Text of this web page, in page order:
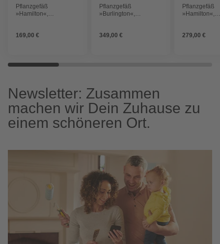
Pflanzgefäß
»Hamilton«,
169,00 €
Pflanzgefäß
»Burlington«,
349,00 €
Pflanzgefäß
»Hamilton«,
279,00 €
Newsletter: Zusammen
machen wir Dein Zuhause zu
einem schöneren Ort.